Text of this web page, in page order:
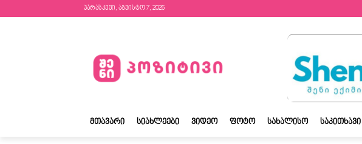
პარასკევი, აგვისტო 7, 2026
ᲛᲗᲐᲕᲐᲠᲘ ᲡᲘᲐᲮᲚᲔᲔᲑᲘ ᲕᲘᲓᲔᲝ ᲤᲝᲢᲝ ᲡᲐᲮᲐᲚᲘᲡᲝ ᲡᲐᲙᲘᲗᲮᲐᲕᲘ